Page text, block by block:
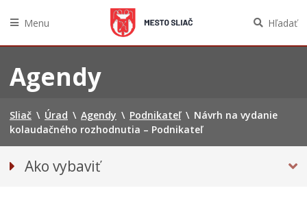
obsah
Menu Hľadať
Agendy
Sliač \ Úrad \ Agendy \ Podnikateľ \ Návrh na vydanie
kolaudačného rozhodnutia – Podnikateľ
Ako vybaviť